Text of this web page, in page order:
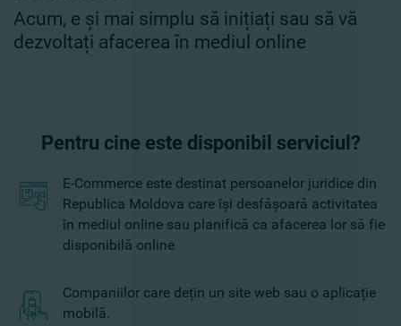
Acum, e și mai simplu să inițiați sau să vă
dezvoltați afacerea în mediul online
Pentru cine este disponibil serviciul?
E-Commerce este destinat persoanelor juridice din
Republica Moldova care îşi desfășoară activitatea
în mediul online sau planifică ca afacerea lor să fie
disponibilă online
Companiilor care dețin un site web sau o aplicație
mobilă.